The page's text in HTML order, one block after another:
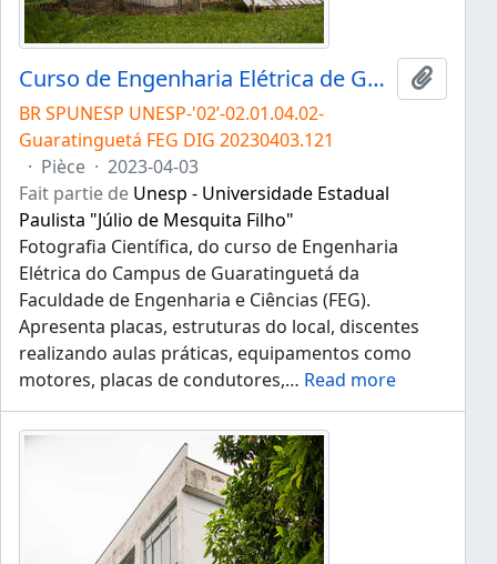
Curso de Engenharia Elétrica de Guaratinguetá
Ajouter
BR SPUNESP UNESP-'02’-02.01.04.02-
Guaratinguetá FEG DIG 20230403.121
· Pièce · 2023-04-03
Fait partie de Unesp - Universidade Estadual
Paulista "Júlio de Mesquita Filho"
Fotografia Científica, do curso de Engenharia
Elétrica do Campus de Guaratinguetá da
Faculdade de Engenharia e Ciências (FEG).
Apresenta placas, estruturas do local, discentes
realizando aulas práticas, equipamentos como
motores, placas de condutores,… Read more